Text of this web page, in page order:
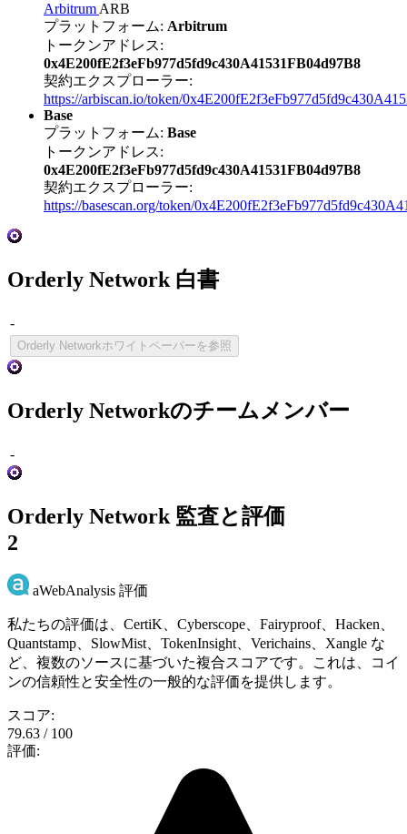
Arbitrum ARB
プラットフォーム: Arbitrum
トークンアドレス:
0x4E200fE2f3eFb977d5fd9c430A41531FB04d97B8
契約エクスプローラー:
https://arbiscan.io/token/
Base
プラットフォーム: Base
トークンアドレス:
0x4E200fE2f3eFb977d5fd9c430A41531FB04d97B8
契約エクスプローラー:
https://basescan.org/token/
Orderly Network 白書
-
Orderly Networkホワイトペーパーを参照
Orderly Networkのチームメンバー
-
Orderly Network 監査と評価
2
aWebAnalysis 評価
私たちの評価は、CertiK、Cyberscope、Fairyproof、Hacken、
Quantstamp、SlowMist、TokenInsight、Verichains、Xangle な
ど、複数のソースに基づいた複合スコアです。これは、コイ
ンの信頼性と安全性の一般的な評価を提供します。
スコア:
79.63 / 100
評価: